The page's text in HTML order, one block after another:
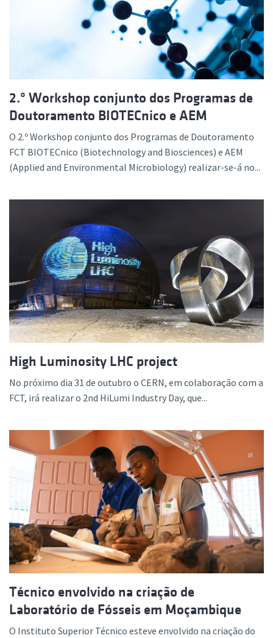
2.º Workshop conjunto dos Programas de
Doutoramento BIOTECnico e AEM
O 2.º Workshop conjunto dos Programas de Doutoramento
FCT BIOTECnico (Biotechnology and Biosciences) e AEM
(Applied and Environmental Microbiology) realizar-se-á no...
High Luminosity LHC project
No próximo dia 31 de outubro o CERN, em colaboração com a
FCT, irá realizar o 2nd HiLumi Industry Day, que...
Técnico envolvido na criação de
Laboratório de Fósseis em Moçambique
O Instituto Superior Técnico esteve envolvido na criação do